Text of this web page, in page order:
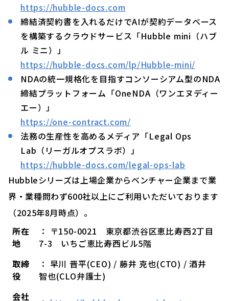
https://hubble-docs.com
締結済契約書を入れるだけでAIが契約データベース
を構築するクラウドサービス「Hubble mini（ハブ
ル ミニ）」
https://hubble-docs.com/lp/Hubble-mini/
NDAの統一規格化を目指すコンソーシアム型のNDA
締結プラットフォーム「OneNDA（ワンエヌディー
エー）」
https://one-contract.com/
法務の生産性を高めるメディア「Legal Ops
Lab（リーガルオプスラボ）」
https://hubble-docs.com/legal-ops-lab
Hubbleシリーズは上場企業からベンチャー企業まで業
界・業種問わず600社以上にご利用いただいております
（2025年8月時点）。
所在
地
： 〒150-0021 東京都渋谷区恵比寿西2丁目
7-3 いちご恵比寿西ビル5階
取締
役
： 早川 晋平(CEO) / 藤井 克也(CTO) / 酒井
智也(CLO弁護士)
会社